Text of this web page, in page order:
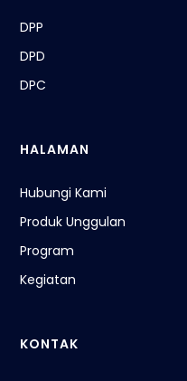
DPP
DPD
DPC
HALAMAN
Hubungi Kami
Produk Unggulan
Program
Kegiatan
KONTAK